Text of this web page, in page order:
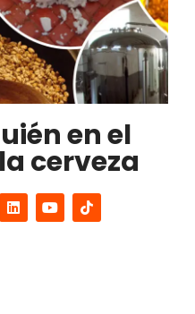
en el
cerveza